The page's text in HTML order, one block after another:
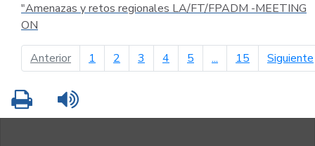
"Amenazas y retos regionales LA/FT/FPADM -MEETING
ON
Anteriorpágina anterior
1 2 3 4 5 ... 15 Siguiente
Imprimir